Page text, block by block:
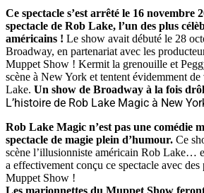
Ce spectacle s’est arrêté le 16 novembre
spectacle de Rob Lake, l’un des plus
américains ! Le show avait débuté le 28
Broadway, en partenariat avec les
Muppet Show ! Kermit la grenouille et
scène à New York et tentent évidemment
Lake. Un show de Broadway à la fois
L’histoire de Rob Lake Magic à New
Rob Lake Magic n’est pas une comédie
spectacle de magie plein d’humour. Ce
scène l’illusionniste américain Rob Lake…
a effectivement conçu ce spectacle avec
Muppet Show !
Les marionnettes du Muppet Show